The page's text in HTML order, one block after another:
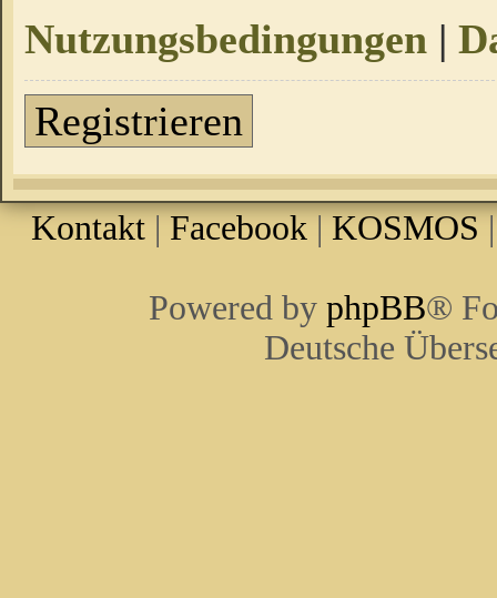
Nutzungsbedingungen |
Registrieren
Kontakt | Facebook | KOSMOS
Powered by phpBB®
Deutsche